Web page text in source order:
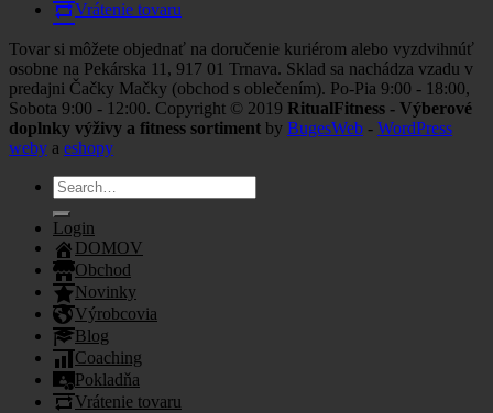
Vrátenie tovaru
Tovar si môžete objednať na doručenie kuriérom alebo vyzdvihnúť
osobne na Pekárska 11, 917 01 Trnava. Sklad sa nachádza vzadu v
predajni Čačky Mačky (obchod s oblečením). Po-Pia 9:00 - 18:00,
Sobota 9:00 - 12:00. Copyright © 2019 RitualFitness - Výberové
doplnky výživy a fitness sortiment by BugesWeb - WordPress
weby a eshopy
Search
for:
Login
DOMOV
Obchod
Novinky
Výrobcovia
Blog
Coaching
Pokladňa
Vrátenie tovaru